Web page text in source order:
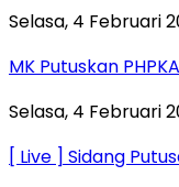
Selasa, 4 Februari
MK Putuskan
Selasa, 4 Februari
[ Live ] Sidang